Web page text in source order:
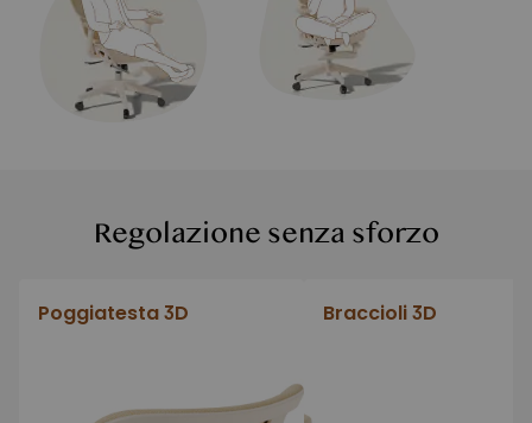
Regolazione senza sforzo
Poggiatesta 3D Braccioli 3D